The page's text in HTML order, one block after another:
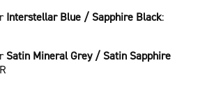
Interstellar Blue / Sapphire Black:
Satin Mineral Grey / Satin Sapphire